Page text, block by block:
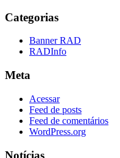
Categorias
Banner RAD
RADInfo
Meta
Acessar
Feed de posts
Feed de comentários
WordPress.org
Notícias